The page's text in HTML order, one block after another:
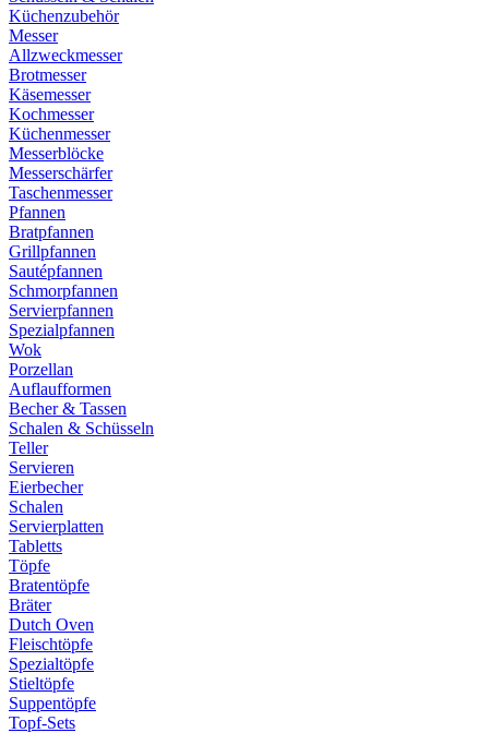
Küchenzubehör
Messer
Allzweckmesser
Brotmesser
Käsemesser
Kochmesser
Küchenmesser
Messerblöcke
Messerschärfer
Taschenmesser
Pfannen
Bratpfannen
Grillpfannen
Sautépfannen
Schmorpfannen
Servierpfannen
Spezialpfannen
Wok
Porzellan
Auflaufformen
Becher & Tassen
Schalen & Schüsseln
Teller
Servieren
Eierbecher
Schalen
Servierplatten
Tabletts
Töpfe
Bratentöpfe
Bräter
Dutch Oven
Fleischtöpfe
Spezialtöpfe
Stieltöpfe
Suppentöpfe
Topf-Sets